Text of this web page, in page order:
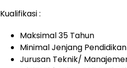
Kualifikasi :
Maksimal 35 Tahun
Minimal Jenjang Pendidikan
Jurusan Teknik/